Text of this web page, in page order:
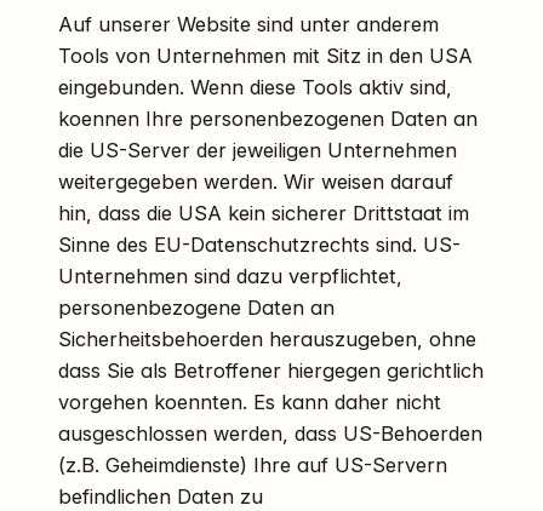
Auf unserer Website sind unter anderem
Tools von Unternehmen mit Sitz in den USA
eingebunden. Wenn diese Tools aktiv sind,
koennen Ihre personenbezogenen Daten an
die US-Server der jeweiligen Unternehmen
weitergegeben werden. Wir weisen darauf
hin, dass die USA kein sicherer Drittstaat im
Sinne des EU-Datenschutzrechts sind. US-
Unternehmen sind dazu verpflichtet,
personenbezogene Daten an
Sicherheitsbehoerden herauszugeben, ohne
dass Sie als Betroffener hiergegen gerichtlich
vorgehen koennten. Es kann daher nicht
ausgeschlossen werden, dass US-Behoerden
(z.B. Geheimdienste) Ihre auf US-Servern
befindlichen Daten zu